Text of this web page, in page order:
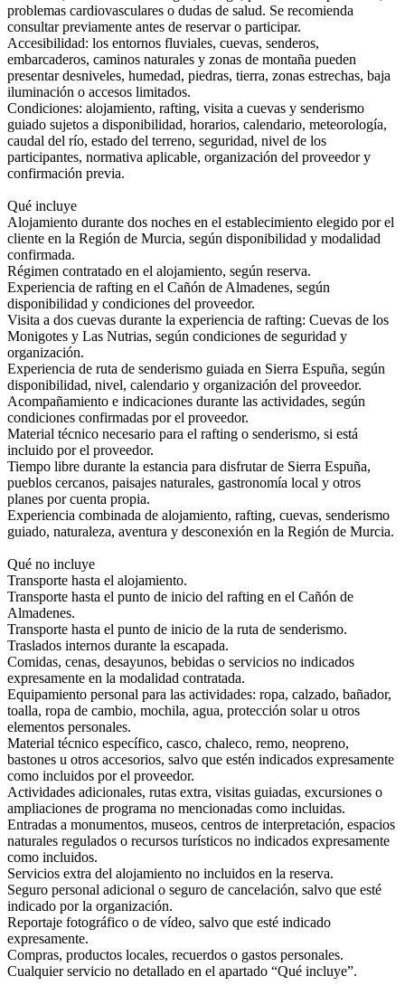
problemas cardiovasculares o dudas de salud. Se recomienda
consultar previamente antes de reservar o participar.
Accesibilidad: los entornos fluviales, cuevas, senderos,
embarcaderos, caminos naturales y zonas de montaña pueden
presentar desniveles, humedad, piedras, tierra, zonas estrechas, baja
iluminación o accesos limitados.
Condiciones: alojamiento, rafting, visita a cuevas y senderismo
guiado sujetos a disponibilidad, horarios, calendario, meteorología,
caudal del río, estado del terreno, seguridad, nivel de los
participantes, normativa aplicable, organización del proveedor y
confirmación previa.
Qué incluye
Alojamiento durante dos noches en el establecimiento elegido por el
cliente en la Región de Murcia, según disponibilidad y modalidad
confirmada.
Régimen contratado en el alojamiento, según reserva.
Experiencia de rafting en el Cañón de Almadenes, según
disponibilidad y condiciones del proveedor.
Visita a dos cuevas durante la experiencia de rafting: Cuevas de los
Monigotes y Las Nutrias, según condiciones de seguridad y
organización.
Experiencia de ruta de senderismo guiada en Sierra Espuña, según
disponibilidad, nivel, calendario y organización del proveedor.
Acompañamiento e indicaciones durante las actividades, según
condiciones confirmadas por el proveedor.
Material técnico necesario para el rafting o senderismo, si está
incluido por el proveedor.
Tiempo libre durante la estancia para disfrutar de Sierra Espuña,
pueblos cercanos, paisajes naturales, gastronomía local y otros
planes por cuenta propia.
Experiencia combinada de alojamiento, rafting, cuevas, senderismo
guiado, naturaleza, aventura y desconexión en la Región de Murcia.
Qué no incluye
Transporte hasta el alojamiento.
Transporte hasta el punto de inicio del rafting en el Cañón de
Almadenes.
Transporte hasta el punto de inicio de la ruta de senderismo.
Traslados internos durante la escapada.
Comidas, cenas, desayunos, bebidas o servicios no indicados
expresamente en la modalidad contratada.
Equipamiento personal para las actividades: ropa, calzado, bañador,
toalla, ropa de cambio, mochila, agua, protección solar u otros
elementos personales.
Material técnico específico, casco, chaleco, remo, neopreno,
bastones u otros accesorios, salvo que estén indicados expresamente
como incluidos por el proveedor.
Actividades adicionales, rutas extra, visitas guiadas, excursiones o
ampliaciones de programa no mencionadas como incluidas.
Entradas a monumentos, museos, centros de interpretación, espacios
naturales regulados o recursos turísticos no indicados expresamente
como incluidos.
Servicios extra del alojamiento no incluidos en la reserva.
Seguro personal adicional o seguro de cancelación, salvo que esté
indicado por la organización.
Reportaje fotográfico o de vídeo, salvo que esté indicado
expresamente.
Compras, productos locales, recuerdos o gastos personales.
Cualquier servicio no detallado en el apartado “Qué incluye”.